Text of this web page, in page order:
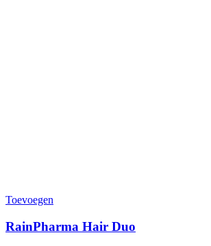
Toevoegen
RainPharma Hair Duo